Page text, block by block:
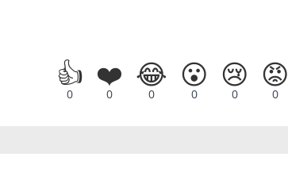
👍
0
❤️
0
😂
0
😮
0
😢
0
😡
0